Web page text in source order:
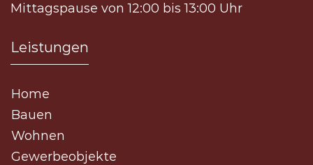
Mittagspause von 12:00 bis 13:00 Uhr
Leistungen
Home
Bauen
Wohnen
Gewerbeobjekte